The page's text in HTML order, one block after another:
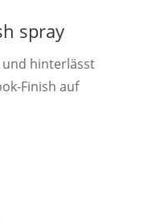
spray
und hinterlässt
Finish auf